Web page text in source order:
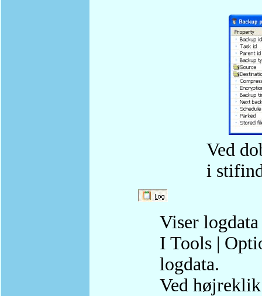
Ved
i
Viser
I Tools |
logdata.
Ved